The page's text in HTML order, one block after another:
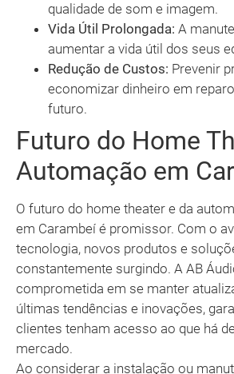
qualidade de som e imagem.
Vida Útil Prolongada: A
aumentar a vida útil dos seus
Redução de Custos: Prevenir
economizar dinheiro em
futuro.
Futuro do Home
Automação em
O futuro do home theater e da
em Carambeí é promissor. Com o
tecnologia, novos produtos e
constantemente surgindo. A AB
comprometida em se manter
últimas tendências e inovações,
clientes tenham acesso ao que há
mercado.
Ao considerar a instalação ou